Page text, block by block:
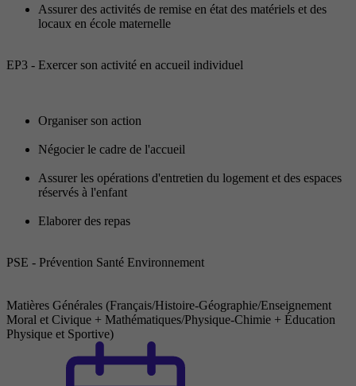
Assurer des activités de remise en état des matériels et des
locaux en école maternelle
EP3 - Exercer son activité en accueil individuel
Organiser son action
Négocier le cadre de l'accueil
Assurer les opérations d'entretien du logement et des espaces
réservés à l'enfant
Elaborer des repas
PSE - Prévention Santé Environnement
Matières Générales (Français/Histoire-Géographie/Enseignement
Moral et Civique + Mathématiques/Physique-Chimie + Éducation
Physique et Sportive)